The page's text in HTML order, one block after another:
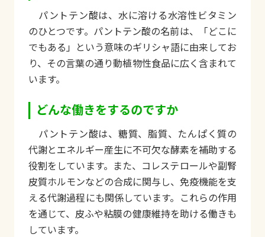
パントテン酸は、水に溶ける水溶性ビタミン
のひとつです。パントテン酸の名前は、「どこに
でもある」という意味のギリシャ語に由来してお
り、その言葉の通り動植物性食品に広く含まれて
います。
どんな働きをするのですか
パントテン酸は、糖質、脂質、たんぱく質の
代謝とエネルギー産生に不可欠な酵素を補助する
役割をしています。また、コレステロールや副腎
皮質ホルモンなどの合成に関与し、免疫機能を支
える代謝過程にも関係しています。これらの作用
を通じて、皮ふや粘膜の健康維持を助ける働きも
しています。